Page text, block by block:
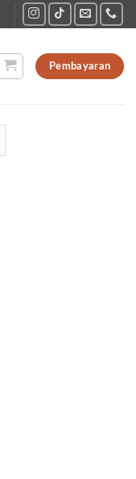
Pembayaran